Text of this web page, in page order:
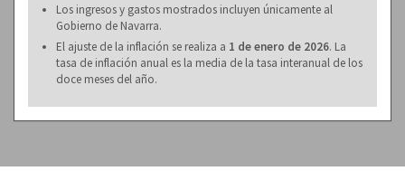
Los ingresos y gastos mostrados incluyen únicamente al
Gobierno de Navarra.
El ajuste de la inflación se realiza a 1 de enero de 2026. La
tasa de inflación anual es la media de la tasa interanual de los
doce meses del año.